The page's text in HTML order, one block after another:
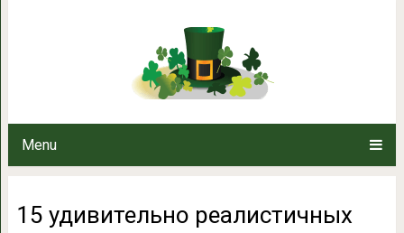
Menu
15 удивительно
15 удивительно реалистичных